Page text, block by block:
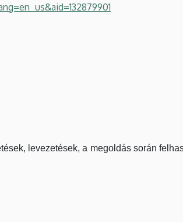
levezetések, a megoldás során